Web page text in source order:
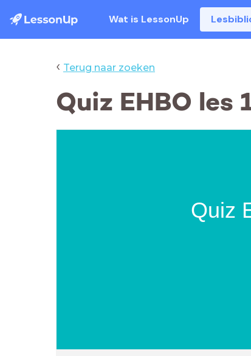
Wat is LessonUp
‹ Terug naar zoeken
Quiz EHBO les
Quiz